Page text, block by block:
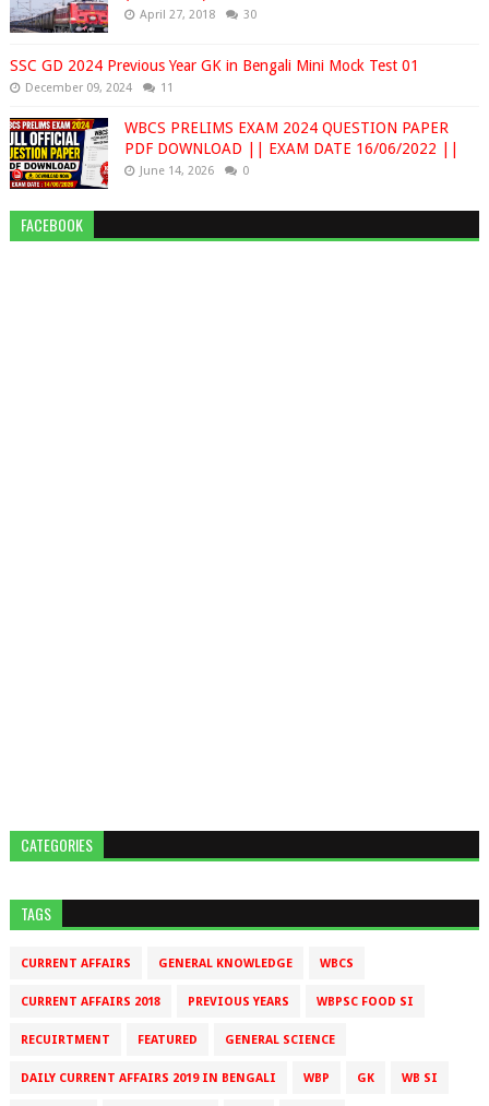
April 27, 2018 30
SSC GD 2024 Previous Year GK in Bengali Mini Mock Test 01
December 09, 2024 11
WBCS PRELIMS EXAM 2024 QUESTION PAPER
PDF DOWNLOAD || EXAM DATE 16/06/2022 ||
June 14, 2026 0
FACEBOOK
CATEGORIES
TAGS
CURRENT AFFAIRS GENERAL KNOWLEDGE WBCS
CURRENT AFFAIRS 2018 PREVIOUS YEARS WBPSC FOOD SI
RECUIRTMENT FEATURED GENERAL SCIENCE
DAILY CURRENT AFFAIRS 2019 IN BENGALI WBP GK WB SI